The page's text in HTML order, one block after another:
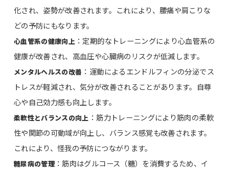
化され、姿勢が改善されます。これにより、腰痛や肩こりな
どの予防にもなります。
心血管系の健康向上 ：定期的なトレーニングにより心血管系の
健康が改善され、高血圧や心臓病のリスクが低減します。
メンタルヘルスの改善 ：運動によるエンドルフィンの分泌でス
トレスが軽減され、気分が改善されることがあります。自尊
心や自己効力感も向上します。
柔軟性とバランスの向上 ：筋力トレーニングにより筋肉の柔軟
性や関節の可動域が向上し、バランス感覚も改善されます。
これにより、怪我の予防につながります。
糖尿病の管理 ：筋肉はグルコース（糖）を消費するため、イ